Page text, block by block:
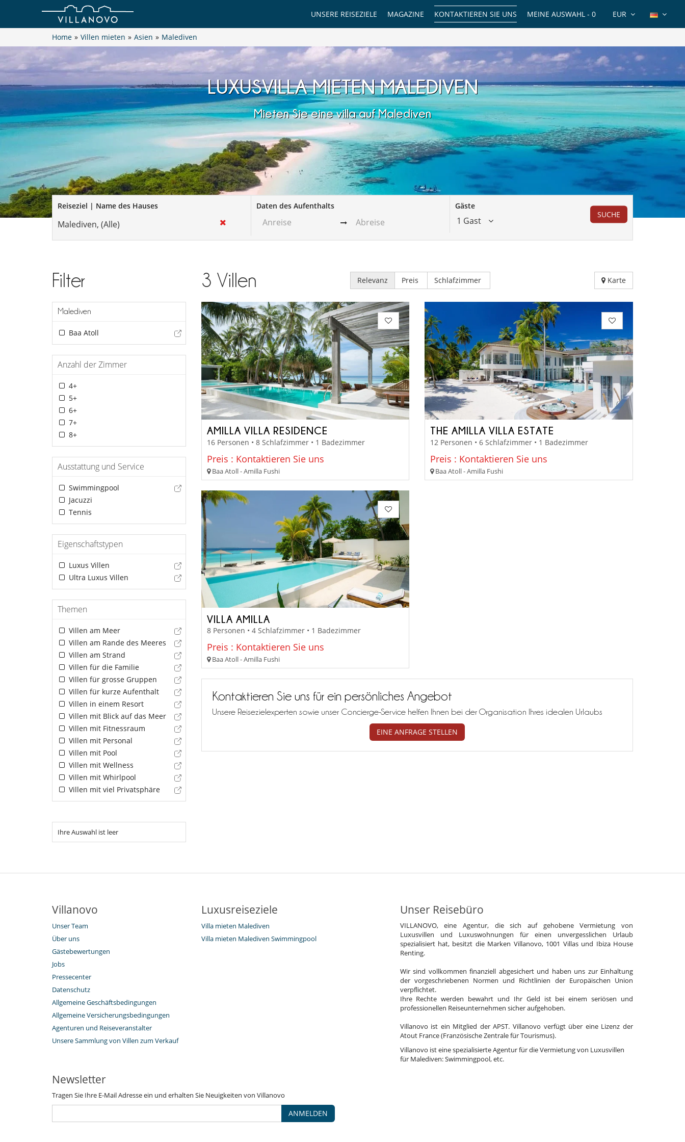
EUR
MEINE AUSWAHL - 0
KONTAKTIEREN SIE UNS
MAGAZINE
UNSERE REISEZIELE
Home » Villen mieten » Asien » Malediven
LUXUSVILLA MIETEN MALEDIVEN
Mieten Sie eine villa auf Malediven
Reiseziel | Name des Hauses Daten des Aufenthalts Gäste
1 Gast
SUCHE
Filter
Malediven
Baa Atoll
Anzahl der Zimmer
4+
5+
6+
7+
8+
Ausstattung und Service
Swimmingpool
Jacuzzi
Tennis
Eigenschaftstypen
Luxus Villen
Ultra Luxus Villen
Themen
Villen am Meer
Villen am Rande des Meeres
Villen am Strand
Villen für die Familie
Villen für grosse Gruppen
Villen für kurze Aufenthalt
Villen in einem Resort
Villen mit Blick auf das Meer
Villen mit Fitnessraum
Villen mit Personal
Villen mit Pool
Villen mit Wellness
Villen mit Whirlpool
Villen mit viel Privatsphäre
Ihre Auswahl ist leer
3 Villen Relevanz Preis Schlafzimmer Karte
AMILLA VILLA RESIDENCE
16 Personen • 8 Schlafzimmer • 1 Badezimmer
Preis : Kontaktieren Sie uns
Baa Atoll - Amilla Fushi
THE AMILLA VILLA ESTATE
12 Personen • 6 Schlafzimmer • 1 Badezimmer
Preis : Kontaktieren Sie uns
Baa Atoll - Amilla Fushi
VILLA AMILLA
8 Personen • 4 Schlafzimmer • 1 Badezimmer
Preis : Kontaktieren Sie uns
Baa Atoll - Amilla Fushi
Kontaktieren Sie uns für ein persönliches Angebot
Unsere Reisezielexperten sowie unser Concierge-Service helfen Ihnen bei der Organisation Ihres idealen Urlaubs
EINE ANFRAGE STELLEN
Villanovo
Unser Team
Über uns
Gästebewertungen
Jobs
Pressecenter
Datenschutz
Allgemeine Geschäftsbedingungen
Allgemeine Versicherungsbedingungen
Agenturen und Reiseveranstalter
Unsere Sammlung von Villen zum Verkauf
Luxusreiseziele
Villa mieten Malediven
Villa mieten Malediven Swimmingpool
Unser Reisebüro
VILLANOVO, eine Agentur, die sich auf gehobene Vermietung von
Luxusvillen und Luxuswohnungen für einen unvergesslichen Urlaub
spezialisiert hat, besitzt die Marken Villanovo, 1001 Villas und Ibiza House
Renting.
Wir sind vollkommen finanziell abgesichert und haben uns zur Einhaltung
der vorgeschriebenen Normen und Richtlinien der Europäischen Union
verpflichtet.
Ihre Rechte werden bewahrt und Ihr Geld ist bei einem seriösen und
professionellen Reiseunternehmen sicher aufgehoben.
Villanovo ist ein Mitglied der APST. Villanovo verfügt über eine Lizenz der
Atout France (Französische Zentrale für Tourismus).
Villanovo ist eine spezialisierte Agentur für die Vermietung von Luxusvillen
für Malediven: Swimmingpool, etc.
Newsletter
Tragen Sie Ihre E-Mail Adresse ein und erhalten Sie Neuigkeiten von Villanovo
ANMELDEN